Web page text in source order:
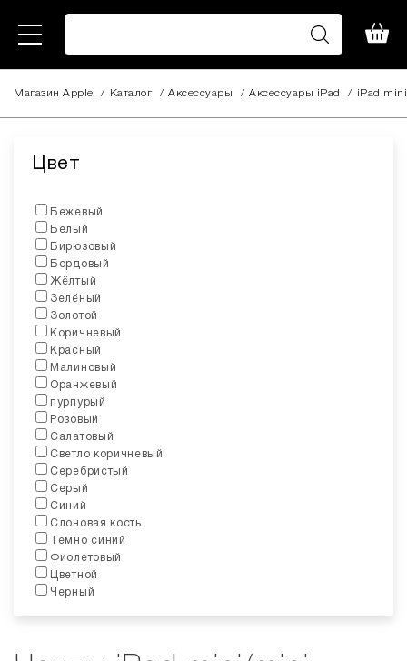
Магазин Apple / Каталог / Аксессуары / Aксессуары iPad / iPad
Цвет
Бежевый
Белый
Бирюзовый
Бордовый
Жёлтый
Зелёный
Золотой
Коричневый
Красный
Малиновый
Оранжевый
пурпурый
Розовый
Салатовый
Светло коричневый
Серебристый
Серый
Синий
Слоновая кость
Темно синий
Фиолетовый
Цветной
Черный